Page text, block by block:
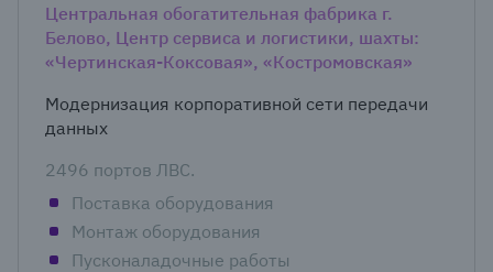
Центральная обогатительная фабрика г.
Белово, Центр сервиса и логистики, шахты:
«Чертинская-Коксовая», «Костромовская»
Модернизация корпоративной сети передачи
данных
2496 портов ЛВС.
Поставка оборудования
Монтаж оборудования
Пусконаладочные работы